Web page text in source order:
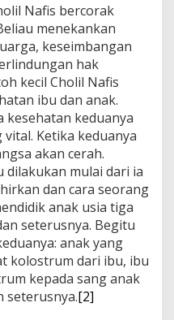
Nafis bercorak
menekankan
keseimbangan
hak
kecil Cholil Nafis
ibu dan anak.
kesehatan keduanya
Ketika keduanya
akan cerah.
dilakukan mulai dari ia
dan cara seorang
anak usia tiga
seterusnya. Begitu
anak yang
kolostrum dari ibu, ibu
kepada sang anak
seterusnya.[2]